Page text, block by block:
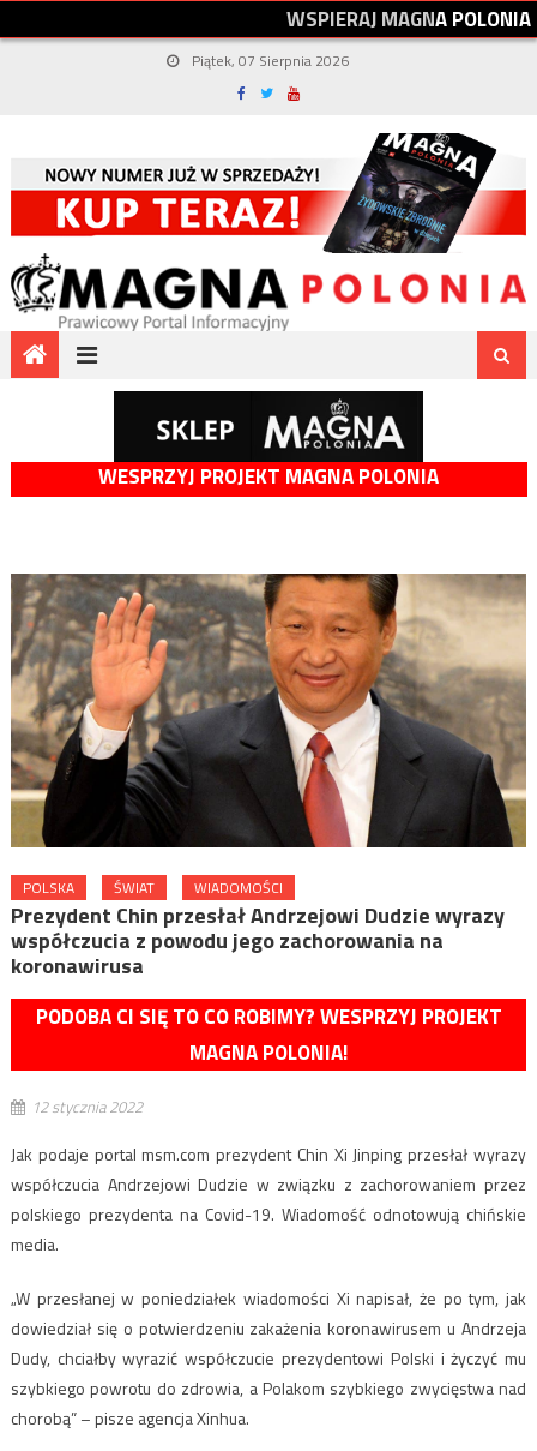
WSPIERAJMAGNAPOLONIA
Piątek, 07 Sierpnia 2026
WESPRZYJ PROJEKT MAGNA POLONIA
POLSKA ŚWIAT WIADOMOŚCI
Prezydent Chin przesłał Andrzejowi Dudzie wyrazy
współczucia z powodu jego zachorowania na
koronawirusa
PODOBA CI SIĘ TO CO ROBIMY? WESPRZYJ PROJEKT
MAGNA POLONIA!
12 stycznia 2022
Jak podaje portal msm.com prezydent Chin Xi Jinping przesłał wyrazy
współczucia Andrzejowi Dudzie w związku z zachorowaniem przez
polskiego prezydenta na Covid-19. Wiadomość odnotowują chińskie
media.
„W przesłanej w poniedziałek wiadomości Xi napisał, że po tym, jak
dowiedział się o potwierdzeniu zakażenia koronawirusem u Andrzeja
Dudy, chciałby wyrazić współczucie prezydentowi Polski i życzyć mu
szybkiego powrotu do zdrowia, a Polakom szybkiego zwycięstwa nad
chorobą” – pisze agencja Xinhua.